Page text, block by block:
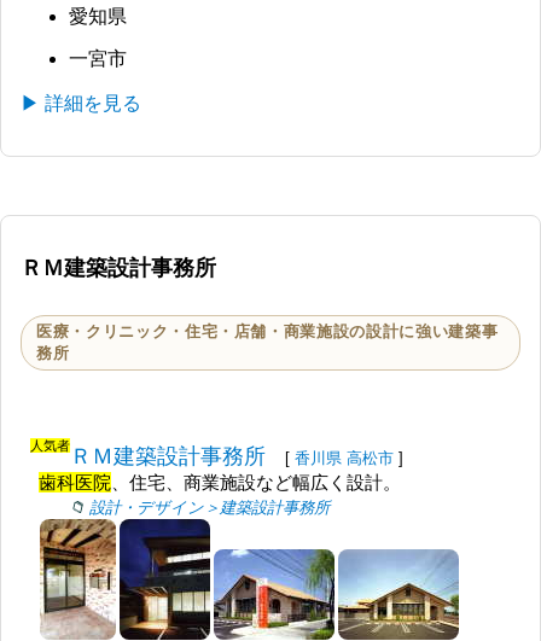
愛知県
一宮市
▶ 詳細を見る
ＲＭ建築設計事務所
医療・クリニック・住宅・店舗・商業施設の設計に強い建築事
務所
人気者 ＲＭ建築設計事務所 [ 香川県 高松市 ]
歯科医院 、住宅、商業施設など幅広く設計。
設計・デザイン＞建築設計事務所